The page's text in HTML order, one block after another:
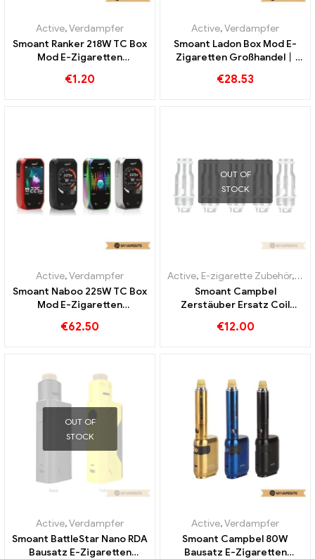
Active,Verdampfer
Smoant Ranker 218W TC Box
Mod E-Zigaretten
€1.20
Active,Verdampfer
Smoant Ladon Box Mod E-
Zigaretten Großhandel丨
€28.53
Active,Verdampfer
Smoant Naboo 225W TC Box
Mod E-Zigaretten
€62.50
OUT OF
STOCK
Active, E-zigarette Zubehör,
Smoant Campbel
Zerstäuber Ersatz Coil
Zigaretten Großhandel丨
€12.00
OUT OF
STOCK
Active,Verdampfer
Smoant BattleStar Nano RDA
Bausatz E-Zigaretten
Active,Verdampfer
Smoant Campbel 80W
Bausatz E-Zigaretten